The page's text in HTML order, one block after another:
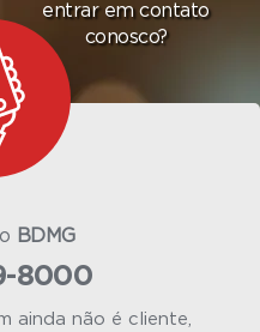
entrar em contato
conosco?
BDMG
8000
ainda não é cliente,